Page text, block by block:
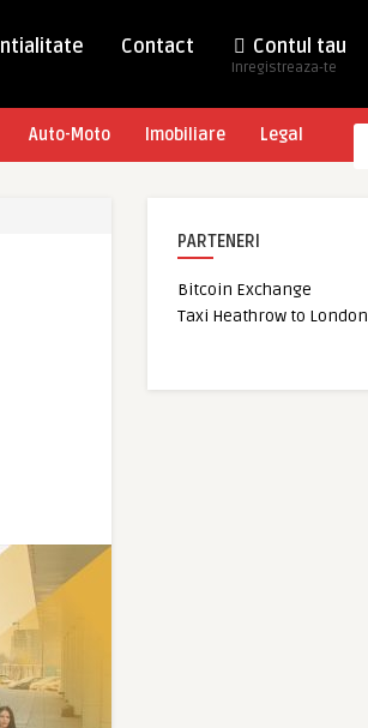
Contact Contul tau
Inregistreaza-te
Auto-Moto Imobiliare Legal
PARTENERI
Bitcoin Exchange
Taxi Heathrow to London